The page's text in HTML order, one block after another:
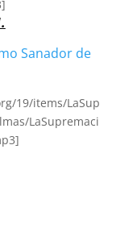
Sanador de
19/items/LaSup
LaSupremaci